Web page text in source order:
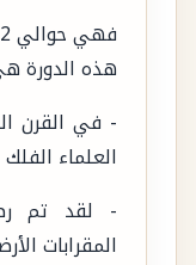
هذه الدورة
- في القرن
العلماء
- لقد تم
المقرابات